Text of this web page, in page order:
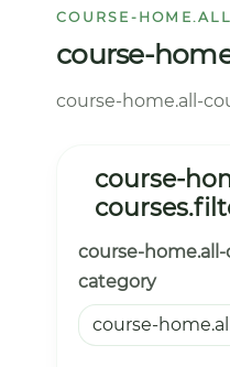
COURSE-
course-
course-home.all-
course-
course-
category